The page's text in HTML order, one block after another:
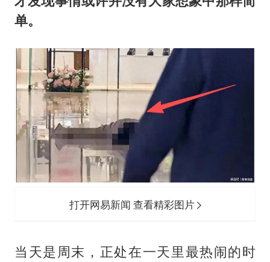
单。
打开网易新闻 查看精彩图片
当天是周末，正处在一天里最热闹的时